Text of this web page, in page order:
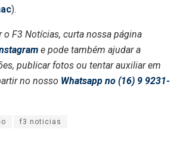
).
o F3 Notícias, curta nossa página
e pode também ajudar a
publicar fotos ou tentar auxiliar em
no nosso Whatsapp no (16) 9 9231-
f3 noticias